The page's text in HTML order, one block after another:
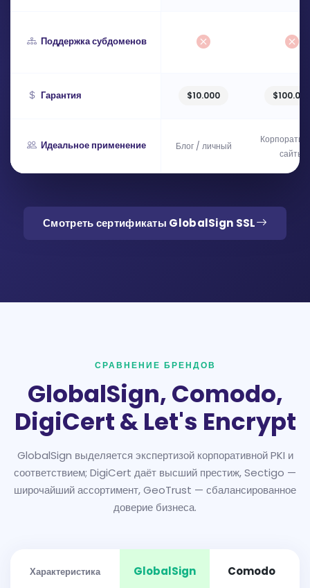
Поддержка субдоменов
Гарантия $10.000
Идеальное применение Блог / личный
сайты
Смотреть сертификаты GlobalSign SSL
СРАВНЕНИЕ БРЕНДОВ
GlobalSign, Comodo,
DigiCert & Let's Encrypt
GlobalSign выделяется экспертизой корпоративной PKI и
соответствием; DigiCert даёт высший престиж, Sectigo —
широчайший ассортимент, GeoTrust — сбалансированное
доверие бизнеса.
Характеристика GlobalSign Comodo